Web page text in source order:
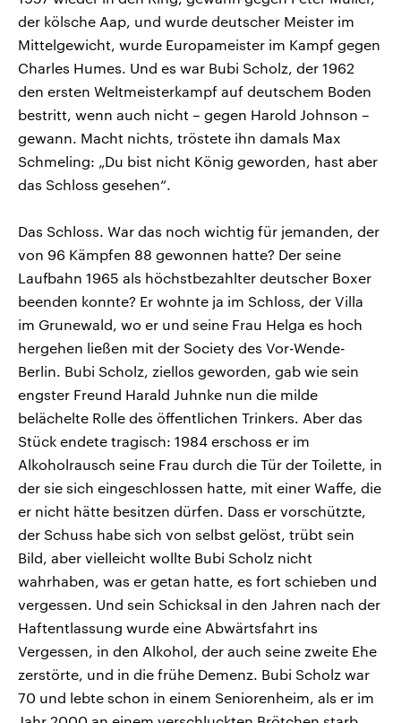
der kölsche Aap, und wurde deutscher Meister im
Mittelgewicht, wurde Europameister im Kampf gegen
Charles Humes. Und es war Bubi Scholz, der 1962
den ersten Weltmeisterkampf auf deutschem Boden
bestritt, wenn auch nicht – gegen Harold Johnson –
gewann. Macht nichts, tröstete ihn damals Max
Schmeling: „Du bist nicht König geworden, hast aber
das Schloss gesehen“.
Das Schloss. War das noch wichtig für jemanden, der
von 96 Kämpfen 88 gewonnen hatte? Der seine
Laufbahn 1965 als höchstbezahlter deutscher Boxer
beenden konnte? Er wohnte ja im Schloss, der Villa
im Grunewald, wo er und seine Frau Helga es hoch
hergehen ließen mit der Society des Vor-Wende-
Berlin. Bubi Scholz, ziellos geworden, gab wie sein
engster Freund Harald Juhnke nun die milde
belächelte Rolle des öffentlichen Trinkers. Aber das
Stück endete tragisch: 1984 erschoss er im
Alkoholrausch seine Frau durch die Tür der Toilette, in
der sie sich eingeschlossen hatte, mit einer Waffe, die
er nicht hätte besitzen dürfen. Dass er vorschützte,
der Schuss habe sich von selbst gelöst, trübt sein
Bild, aber vielleicht wollte Bubi Scholz nicht
wahrhaben, was er getan hatte, es fort schieben und
vergessen. Und sein Schicksal in den Jahren nach der
Haftentlassung wurde eine Abwärtsfahrt ins
Vergessen, in den Alkohol, der auch seine zweite Ehe
zerstörte, und in die frühe Demenz. Bubi Scholz war
70 und lebte schon in einem Seniorenheim, als er im